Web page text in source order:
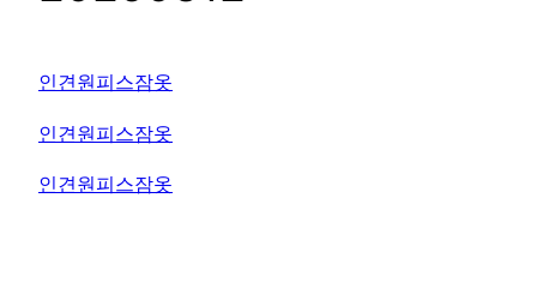
인견원피스잠옷
인견원피스잠옷
인견원피스잠옷